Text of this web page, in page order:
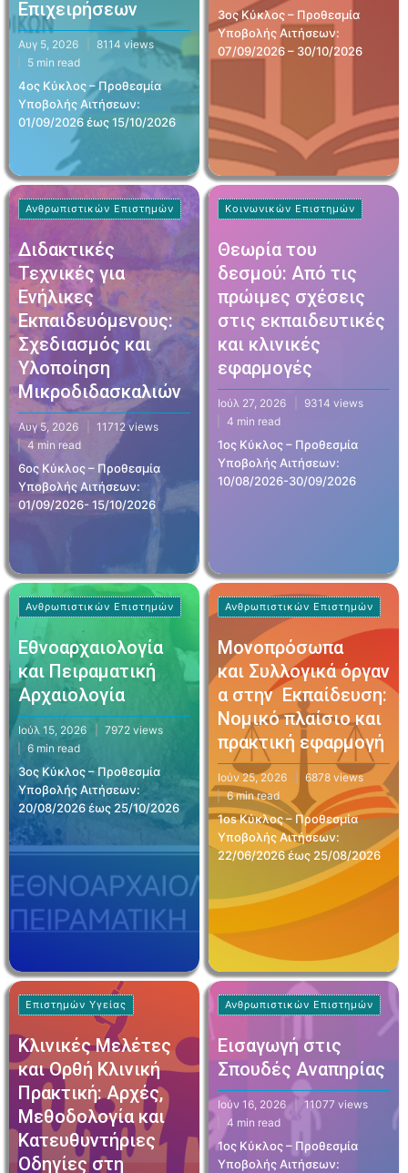
Επιχειρήσεων
Αυγ 5, 2026
8114 views
5 min read
4ος Κύκλος – Προθεσμία
Υποβολής Αιτήσεων:
01/09/2026 έως 15/10/2026
3ος Κύκλος – Προθεσμία
Υποβολής Αιτήσεων:
07/09/2026 – 30/10/2026
Ανθρωπιστικών Επιστημών
Διδακτικές
Τεχνικές για
Ενήλικες
Εκπαιδευόμενους:
Σχεδιασμός και
Υλοποίηση
Μικροδιδασκαλιών
Αυγ 5, 2026
11712 views
4 min read
6ος Κύκλος – Προθεσμία
Υποβολής Αιτήσεων:
01/09/2026- 15/10/2026
Κοινωνικών Επιστημών
Θεωρία του
δεσμού: Από τις
πρώιμες σχέσεις
στις εκπαιδευτικές
και κλινικές
εφαρμογές
Ιούλ 27, 2026
9314 views
4 min read
1ος Κύκλος – Προθεσμία
Υποβολής Αιτήσεων:
10/08/2026-30/09/2026
Ανθρωπιστικών Επιστημών
Εθνοαρχαιολογία
και Πειραματική
Αρχαιολογία
Ιούλ 15, 2026
7972 views
6 min read
3ος Κύκλος – Προθεσμία
Υποβολής Αιτήσεων:
20/08/2026 έως 25/10/2026
Ανθρωπιστικών Επιστημών
Μονοπρόσωπα
και Συλλογικά όργαν
α στην Εκπαίδευση:
Νομικό πλαίσιο και
πρακτική εφαρμογή
Ιούν 25, 2026
6878 views
6 min read
1os Κύκλος – Προθεσμία
Υποβολής Αιτήσεων:
22/06/2026 έως 25/08/2026
Επιστημών Υγείας
Κλινικές Μελέτες
και Ορθή Κλινική
Πρακτική: Αρχές,
Μεθοδολογία και
Κατευθυντήριες
Οδηγίες στη
Ανθρωπιστικών Επιστημών
Εισαγωγή στις
Σπουδές Αναπηρίας
Ιούν 16, 2026
11077 views
4 min read
1ος Κύκλος – Προθεσμία
Υποβολής Αιτήσεων: